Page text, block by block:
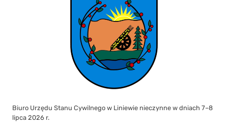
Biuro Urzędu Stanu Cywilnego w Liniewie nieczynne w dniach 7–8
lipca 2026 r.